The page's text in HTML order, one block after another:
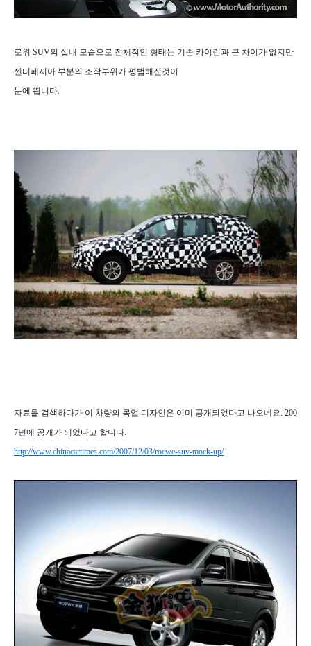
로위 SUV의 실내 모습으로 전체적인 형태는 기존 카이런과 큰 차이가 없지만
센터페시아 부분의 조작부위가 평범해진것이
눈에 띕니다.
자료를 검색하다가 이 차량의 목업 디자인은 이미 공개되었다고 나오네요. 200
7년에 공개가 되었다고 합니다.
http://www.chinacartimes.com/2007/12/03/roewe-suv-mock-up/